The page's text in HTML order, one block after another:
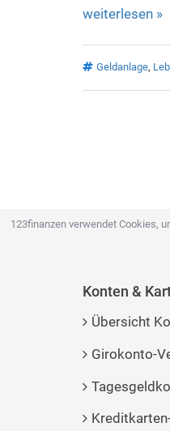
weiterlesen »
Geldanlage,
123finanzen verwendet Cookies,
Konten &
Übersicht
Girokonto-